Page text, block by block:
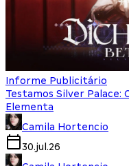
Informe Publicitário
Testamos Silver Palace:
Elementa
Camila Hortencio
30.jul.26